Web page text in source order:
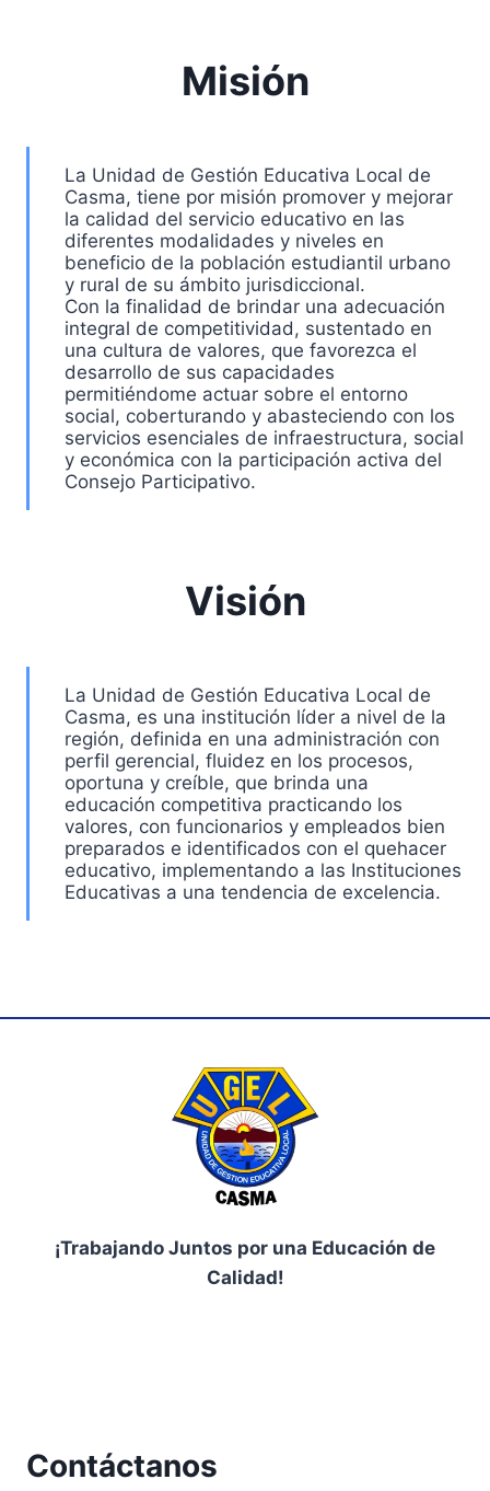
Misión
La Unidad de Gestión Educativa Local de
Casma, tiene por misión promover y mejorar
la calidad del servicio educativo en las
diferentes modalidades y niveles en
beneficio de la población estudiantil urbano
y rural de su ámbito jurisdiccional.
Con la finalidad de brindar una adecuación
integral de competitividad, sustentado en
una cultura de valores, que favorezca el
desarrollo de sus capacidades
permitiéndome actuar sobre el entorno
social, coberturando y abasteciendo con los
servicios esenciales de infraestructura, social
y económica con la participación activa del
Consejo Participativo.
Visión
La Unidad de Gestión Educativa Local de
Casma, es una institución líder a nivel de la
región, definida en una administración con
perfil gerencial, fluidez en los procesos,
oportuna y creíble, que brinda una
educación competitiva practicando los
valores, con funcionarios y empleados bien
preparados e identificados con el quehacer
educativo, implementando a las Instituciones
Educativas a una tendencia de excelencia.
¡Trabajando Juntos por una Educación de
Calidad!
Contáctanos